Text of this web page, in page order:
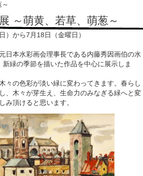
～萌黄、若草、萌葱～
）から7月18日（金曜日）
日本水彩画会理事長である内藤秀因画伯の水
緑の季節を描いた作品を中心に展示しま
々の色彩が淡い緑に変わってきます。春らし
、木々が芽生え、生命力のみなぎる緑へと変
み頂けると思います。